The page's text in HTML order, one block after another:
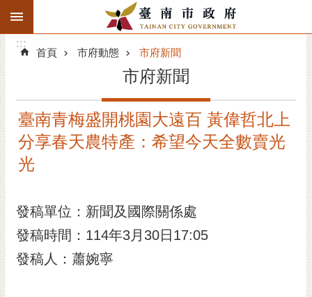
跳到主要內容區塊
搜
階
精彩府城
市府動態
市政資訊
:::
:::
首頁 市府動態 市府新聞
市府新聞
臺南青梅盛開桃園大遠百 黃偉哲北上
分享春天農特產：希望今天全數賣光
光
發稿單位：新聞及國際關係處
發稿時間：114年3月30日17:05
發稿人：蕭婉寧